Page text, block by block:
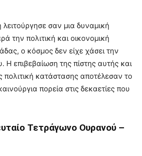
λειτούργησε σαν μια δυναμική
την πολιτική και οικονομική
ο κόσμος δεν είχε χάσει την
Η επιβεβαίωση της πίστης αυτής και
πολιτική κατάστασης αποτέλεσαν το
πορεία στις δεκαετίες που
Τετράγωνο Ουρανού –